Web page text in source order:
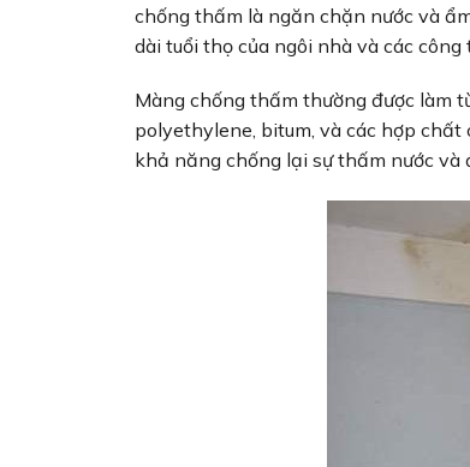
chống thấm là ngăn chặn nước và
dài tuổi thọ của ngôi nhà và các công
Màng chống thấm thường được làm
polyethylene, bitum, và các hợp chất
khả năng chống lại sự thấm nước và